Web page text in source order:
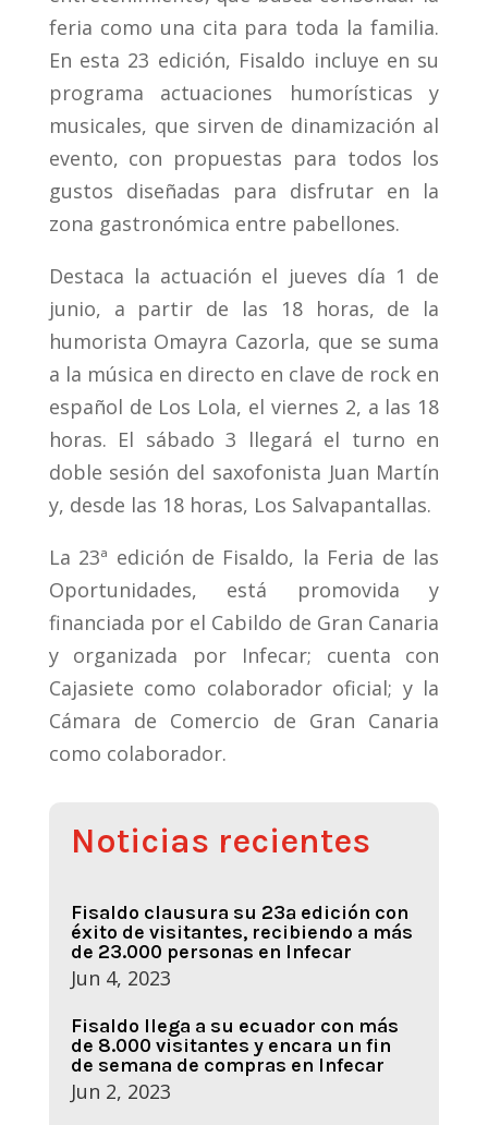
feria como una cita para toda la familia.
En esta 23 edición, Fisaldo incluye en su
programa actuaciones humorísticas y
musicales, que sirven de dinamización al
evento, con propuestas para todos los
gustos diseñadas para disfrutar en la
zona gastronómica entre pabellones.
Destaca la actuación el jueves día 1 de
junio, a partir de las 18 horas, de la
humorista Omayra Cazorla, que se suma
a la música en directo en clave de rock en
español de Los Lola, el viernes 2, a las 18
horas. El sábado 3 llegará el turno en
doble sesión del saxofonista Juan Martín
y, desde las 18 horas, Los Salvapantallas.
La 23ª edición de Fisaldo, la Feria de las
Oportunidades, está promovida y
financiada por el Cabildo de Gran Canaria
y organizada por Infecar; cuenta con
Cajasiete como colaborador oficial; y la
Cámara de Comercio de Gran Canaria
como colaborador.
Noticias recientes
Fisaldo clausura su 23ª edición con
éxito de visitantes, recibiendo a más
de 23.000 personas en Infecar
Jun 4, 2023
Fisaldo llega a su ecuador con más
de 8.000 visitantes y encara un fin
de semana de compras en Infecar
Jun 2, 2023